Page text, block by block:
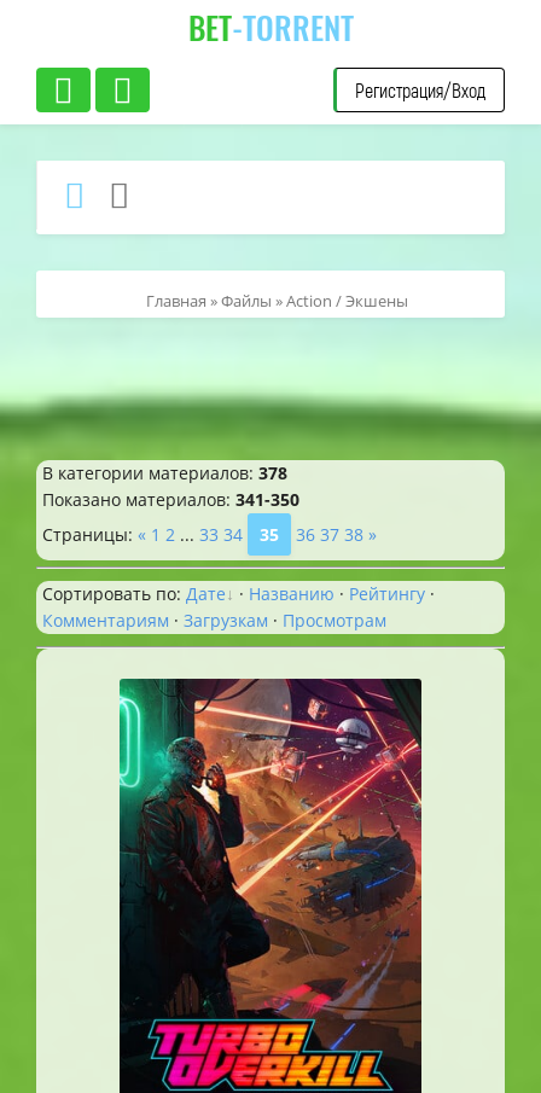
BET-TORRENT
Регистрация/Вход
Главная »Файлы » Action / Экшены
В категории материалов: 378
Показано материалов: 341-350
Страницы: « 1 2 ... 33 34 35 36 37 38 »
Сортировать по: Дате · Названию · Рейтингу ·
Комментариям · Загрузкам · Просмотрам